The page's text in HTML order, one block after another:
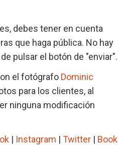
debes tener en cuenta
que haga pública. No hay
pulsar el botón de "enviar".
el fotógrafo Dominic
para los clientes, al
ninguna modificación
| Instagram | Twitter | Book